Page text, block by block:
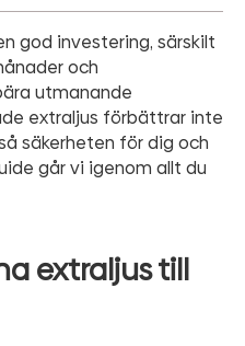
god investering, särskilt
och
utmanande
extraljus förbättrar inte
säkerheten för dig och
går vi igenom allt du
extraljus till